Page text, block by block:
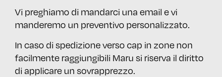
Vi preghiamo di mandarci una email e vi
manderemo un preventivo personalizzato.
In caso di spedizione verso cap in zone non
facilmente raggiungibili Maru si riserva il diritto
di applicare un sovrapprezzo.